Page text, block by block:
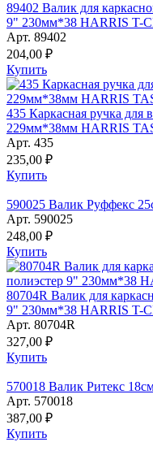
89402 Валик для
9" 230мм*38 HARRIS T-
Арт. 89402
204,00 ₽
Купить
435 Каркасная ручка
229мм*38мм HARRIS
Арт. 435
235,00 ₽
Купить
590025 Валик Руффекс
Арт. 590025
248,00 ₽
Купить
80704R Валик для
9" 230мм*38 HARRIS T-
Арт. 80704R
327,00 ₽
Купить
570018 Валик Ритекс
Арт. 570018
387,00 ₽
Купить